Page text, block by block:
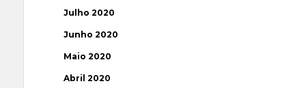
Julho 2020
Junho 2020
Maio 2020
Abril 2020